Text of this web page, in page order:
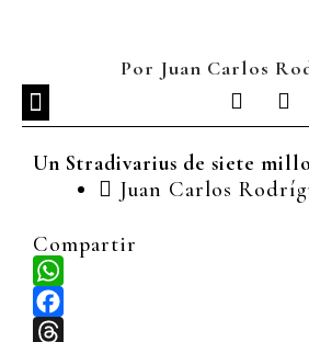
Por Juan Carlos
I
n
t
a
L
i
k
e
Un Stradivarius de siete
Juan Carlos
Compartir
WhatsApp
Facebook